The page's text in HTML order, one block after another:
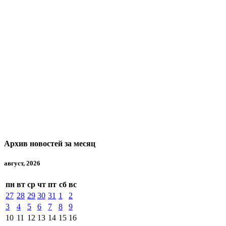
Архив новостей за месяц
август, 2026
пн вт ср чт пт сб вс
27 28 29 30 31 1
2
3
4 5 6 7 8
9
10 11 12 13 14 15 16